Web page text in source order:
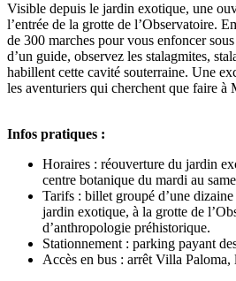
Visible depuis le jardin exotique, une
l’entrée de la grotte de l’Observatoire.
de 300 marches pour vous enfoncer
d’un guide, observez les stalagmites,
habillent cette cavité souterraine. Une
les aventuriers qui cherchent que faire à
Infos pratiques :
Horaires : réouverture du jardin
centre botanique du mardi au
Tarifs : billet groupé d’une dizaine
jardin exotique, à la grotte de
d’anthropologie préhistorique.
Stationnement : parking payant
Accès en bus : arrêt Villa